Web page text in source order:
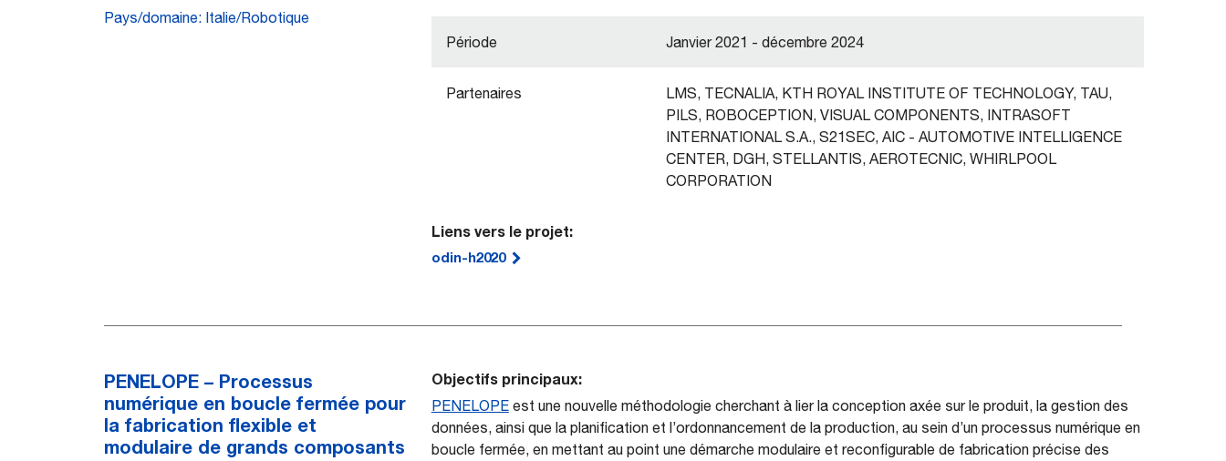
Pays/domaine: Italie/Robotique
Période Janvier 2021 - décembre 2024
Partenaires
LMS, TECNALIA, KTH ROYAL INSTITUTE OF TECHNOLOGY, TAU,
PILS, ROBOCEPTION, VISUAL COMPONENTS, INTRASOFT
INTERNATIONAL S.A., S21SEC, AIC - AUTOMOTIVE INTELLIGENCE
CENTER, DGH, STELLANTIS, AEROTECNIC, WHIRLPOOL
CORPORATION
Liens vers le projet:
odin-h2020
PENELOPE – Processus
numérique en boucle fermée pour
la fabrication flexible et
modulaire de grands composants
Objectifs principaux:
PENELOPEest une nouvelle méthodologie cherchant à lier la conception axée sur le produit, la gestion des
données, ainsi que la planification et l’ordonnancement de la production, au sein d’un processus numérique en
boucle fermée, en mettant au point une démarche modulaire et reconfigurable de fabrication précise des